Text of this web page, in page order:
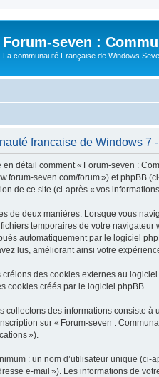
Forum-seven :
La communauté Française de Windows
francaise de Windows 7
détail comment « Forum-seven :
seven.com/forum ») et phpBB
de ce site (ci-après « vos informations
de deux manières. Lorsque vous
temporaires de votre
automatiquement par le logiciel
lus, améliorant ainsi votre
des cookies externes au
cookies créés par le logiciel phpBB.
collectons des informations consiste
sur « Forum-seven :
»).
: un nom d’utilisateur unique
e-mail »). Les informations de